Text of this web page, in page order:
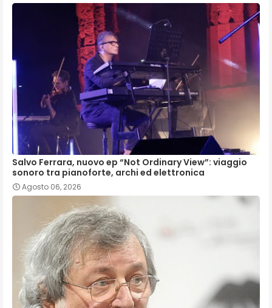
Salvo Ferrara, nuovo ep “Not Ordinary View”: viaggio
sonoro tra pianoforte, archi ed elettronica
Agosto 06, 2026